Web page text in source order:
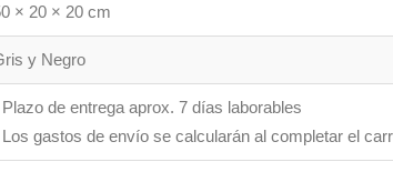
× 20 × 20 cm
y Negro
Plazo de entrega aprox. 7 días laborables
Los gastos de envío se calcularán al completar el